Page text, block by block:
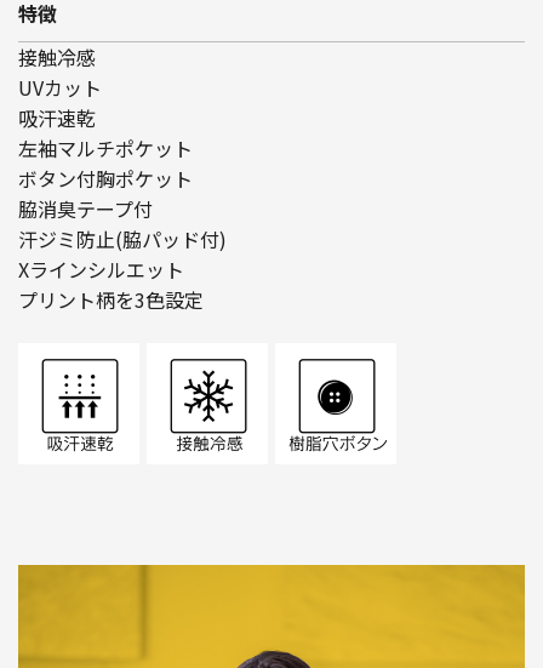
特徴
接触冷感
UVカット
吸汗速乾
左袖マルチポケット
ボタン付胸ポケット
脇消臭テープ付
汗ジミ防止(脇パッド付)
Xラインシルエット
プリント柄を3色設定